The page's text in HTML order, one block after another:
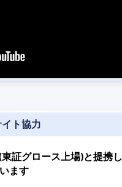
イト協力
証グロース上場)と提携
ます